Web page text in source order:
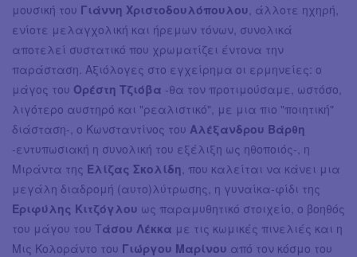
μουσική του Γιάννη Χριστοδουλόπουλου , άλλοτε ηχηρή,
ενίοτε μελαγχολική και ήρεμων τόνων, συνολικά
αποτελεί συστατικό που χρωματίζει έντονα την
παράσταση. Αξιόλογες στο εγχείρημα οι ερμηνείες: ο
μάγος του Ορέστη Τζιόβα -θα τον προτιμούσαμε, ωστόσο,
λιγότερο αυστηρό και "ρεαλιστικό", με μια πιο "ποιητική"
διάσταση-, ο Κωνσταντίνος του Αλέξανδρου Βάρθη
-εντυπωσιακή η συνολική του εξέλιξη ως ηθοποιός-, η
Μιράντα της Ελίζας Σκολίδη , που καλείται να κάνει μια
μεγάλη διαδρομή (αυτο)λύτρωσης, η γυναίκα-φίδι της
Εριφύλης Κιτζόγλου ως παραμυθητικό στοιχείο, ο βοηθός
του μάγου του Τάσου Λέκκα με τις κωμικές πινελιές και η
Μις Κολοράντο του Γιώργου Μαρίνου από τον κόσμο του